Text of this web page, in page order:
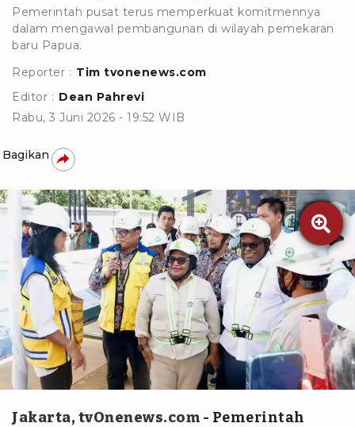
Pemerintah pusat terus memperkuat komitmennya
dalam mengawal pembangunan di wilayah pemekaran
baru Papua.
Reporter : Tim tvonenews.com
Editor : Dean Pahrevi
Rabu, 3 Juni 2026 - 19:52 WIB
Bagikan

Kemendagri
Jakarta, tvOnenews.com - Pemerintah